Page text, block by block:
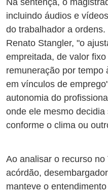
incluindo áudios e
do trabalhador a
Renato Stangler, "o
empreitada, de valor
remuneração por tempo
em vínculos de
autonomia do
onde ele mesmo
conforme o clima ou
Ao analisar o recurso
acórdão,
manteve o